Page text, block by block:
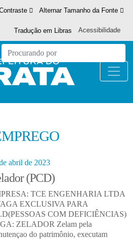
Alternar Tamanho da Fonte
Acessibilidade
Tradução em Libras
abril de 2023
(PCD)
TCE ENGENHARIA LTDA
EXCLUSIVA PARA
COM DEFICIÊNCIAS)
ZELADOR Zelam pela
do patrimônio, executam